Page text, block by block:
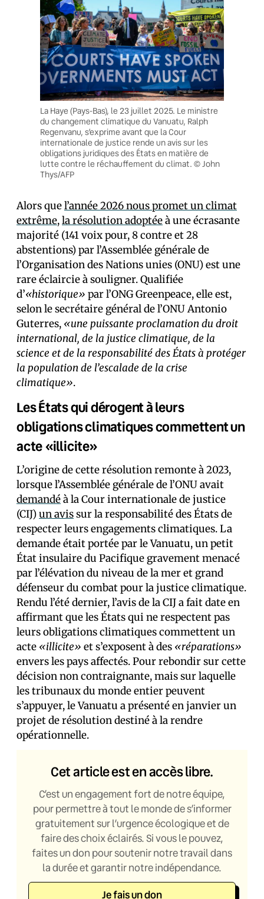
La Haye (Pays-Bas), le 23 juillet 2025. Le ministre
du changement climatique du Vanuatu, Ralph
Regenvanu, s’exprime avant que la Cour
internationale de justice rende un avis sur les
obligations juridiques des États en matière de
lutte contre le réchauffement du climat. © John
Thys/AFP
Alors quel’année 2026 nous promet un climat
extrême,la résolution adoptéeà une écrasante
majorité (141 voix pour, 8 contre et 28
abstentions) par l’Assemblée générale de
l’Organisation des Nations unies (ONU) est une
rare éclaircie à souligner. Qualifiée
d’«historique» par l’ONG Greenpeace, elle est,
selon le secrétaire général de l’ONU Antonio
Guterres, «une puissante proclamation du droit
international, de la justice climatique, de la
science et de la responsabilité des États à protéger
la population de l’escalade de la crise
climatique».
Les États qui dérogent à leurs
obligations climatiques commettent un
acte «illicite»
L’origine de cette résolution remonte à 2023,
lorsque l’Assemblée générale de l’ONU avait
demandéà la Cour internationale de justice
(CIJ)un avissur la responsabilité des États de
respecter leurs engagements climatiques. La
demande était portée par le Vanuatu, un petit
État insulaire du Pacifique gravement menacé
par l’élévation du niveau de la mer et grand
défenseur du combat pour la justice climatique.
Rendu l’été dernier, l’avis de la CIJ a fait date en
affirmant que les États qui ne respectent pas
leurs obligations climatiques commettent un
acte «illicite» et s’exposent à des «réparations»
envers les pays affectés. Pour rebondir sur cette
décision non contraignante, mais sur laquelle
les tribunaux du monde entier peuvent
s’appuyer, le Vanuatu a présenté en janvier un
projet de résolution destiné à la rendre
opérationnelle.
Cet article est en accès libre.
C’est un engagement fort de notre équipe,
pour permettre à tout le monde de s’informer
gratuitement sur l’urgence écologique et de
faire des choix éclairés. Si vous le pouvez,
faites un don pour soutenir notre travail dans
la durée et garantir notre indépendance.
Je fais un don